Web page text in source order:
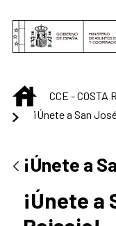
INICIO
CCE - COSTA
¡Únete a San
¡Únete a
¡Únete a